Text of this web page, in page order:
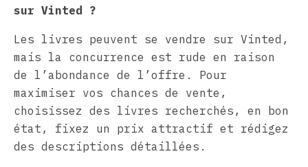
sur Vinted ?
Les livres peuvent se vendre sur Vinted,
mais la concurrence est rude en raison
de l’abondance de l’offre. Pour
maximiser vos chances de vente,
choisissez des livres recherchés, en bon
état, fixez un prix attractif et rédigez
des descriptions détaillées.